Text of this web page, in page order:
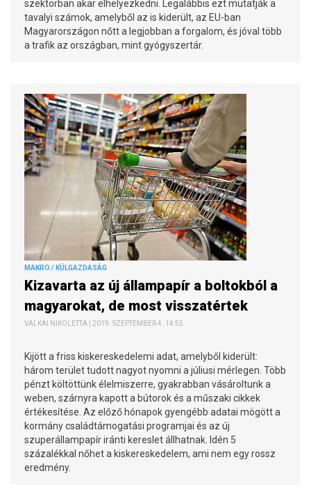
szektorban akar elhelyezkedni. Legalábbis ezt mutatják a
tavalyi számok, amelyből az is kiderült, az EU-ban
Magyarországon nőtt a legjobban a forgalom, és jóval több
a trafik az országban, mint gyógyszertár.
MAKRO / KÜLGAZDASÁG
Kizavarta az új állampapír a boltokból a
magyarokat, de most visszatértek
VALKAI NIKOLETTA | 2019. SZEPTEMBER 4. 14:55
Kijött a friss kiskereskedelemi adat, amelyből kiderült:
három terület tudott nagyot nyomni a júliusi mérlegen. Több
pénzt költöttünk élelmiszerre, gyakrabban vásároltunk a
weben, szárnyra kapott a bútorok és a műszaki cikkek
értékesítése. Az előző hónapok gyengébb adatai mögött a
kormány családtámogatási programjai és az új
szuperállampapír iránti kereslet állhatnak. Idén 5
százalékkal nőhet a kiskereskedelem, ami nem egy rossz
eredmény.